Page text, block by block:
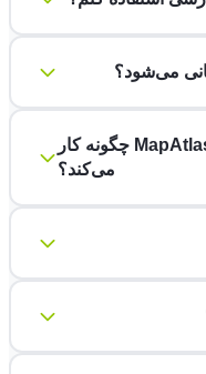
می‌شود؟
قیمت‌گذاری API نقشه‌های MapAtlas چگونه کار
می‌کند؟